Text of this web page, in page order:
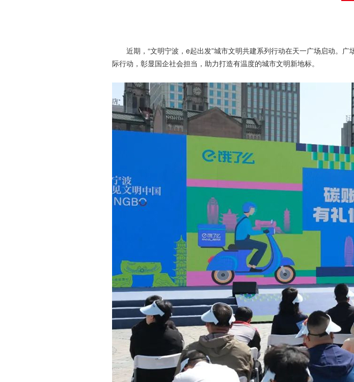
近期，“文明宁波，e起出发”城市文明共建系列行动在天一广场启动。广
际行动，彰显国企社会担当，助力打造有温度的城市文明新地标。